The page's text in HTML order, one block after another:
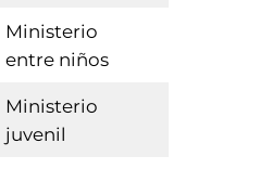
Ministerio
entre niños
Ministerio
juvenil